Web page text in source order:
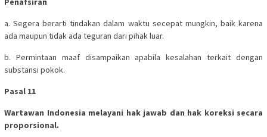
a. Segera berarti tindakan dalam waktu secepat mungkin, baik karena
ada maupun tidak ada teguran dari pihak luar.
b. Permintaan maaf disampaikan apabila kesalahan terkait dengan
substansi pokok.
Pasal 11
Wartawan Indonesia melayani hak jawab dan hak koreksi secara
proporsional.